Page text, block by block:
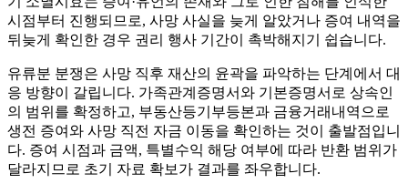
시점부터 진행되므로, 사망 사실을 늦게 알았거나 증여 내역을
뒤늦게 확인한 경우 권리 행사 기간이 촉박해지기 쉽습니다.
유류분 분쟁은 사망 직후 재산의 윤곽을 파악하는 단계에서 대
응 방향이 갈립니다. 가족관계증명서와 기본증명서로 상속인
의 범위를 확정하고, 부동산등기부등본과 금융거래내역으로
생전 증여와 사망 직전 자금 이동을 확인하는 것이 출발점입니
다. 증여 시점과 금액, 특별수익 해당 여부에 따라 반환 범위가
달라지므로 초기 자료 확보가 결과를 좌우합니다.